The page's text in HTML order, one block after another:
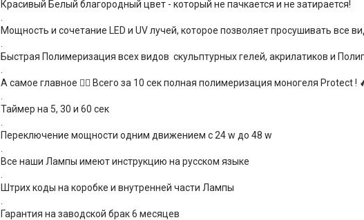
Красивый Белый благородный цвет - который не пачкается и не затирается!
Мощность и сочетание LED и UV лучей, которое позволяет просушивать все
Быстрая Полимеризация всех видов скульптурных гелей, акрилатиков и
А самое главное ☝🏽 Всего за 10 сек полная полимеризация моногеля Protect !
Таймер на 5, 30 и 60 сек
Переключение мощности одним движением с 24 w до 48 w
Все наши Лампы имеют инструкцию на русском языке
Штрих коды на коробке и внутренней части Лампы
Гарантия на заводской брак 6 месяцев